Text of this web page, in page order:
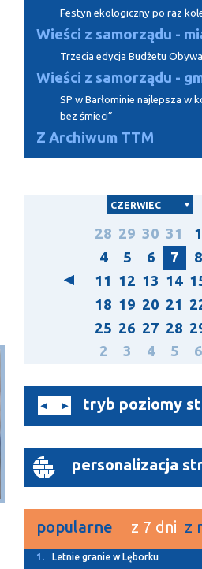
Festyn ekologiczny po raz
Wieści z samorządu -
Trzecia edycja Budżetu
Wieści z samorządu -
SP w Barłominie najlepsza w
bez śmieci”
Z Archiwum TTM
CZERWIEC
28 29 30 31 1
4
5 6 7 8
11 12 13 14
18 19 20 21
25 26 27 28
2
3 4 5 6
tryb poziomy
personalizacja
popularne z 7 dni z
1. Letnie granie w Lęborku